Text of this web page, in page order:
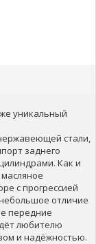
же уникальный
стали,
заднего
Как и
с прогрессией
отличие
передние
любителю
и надёжностью.